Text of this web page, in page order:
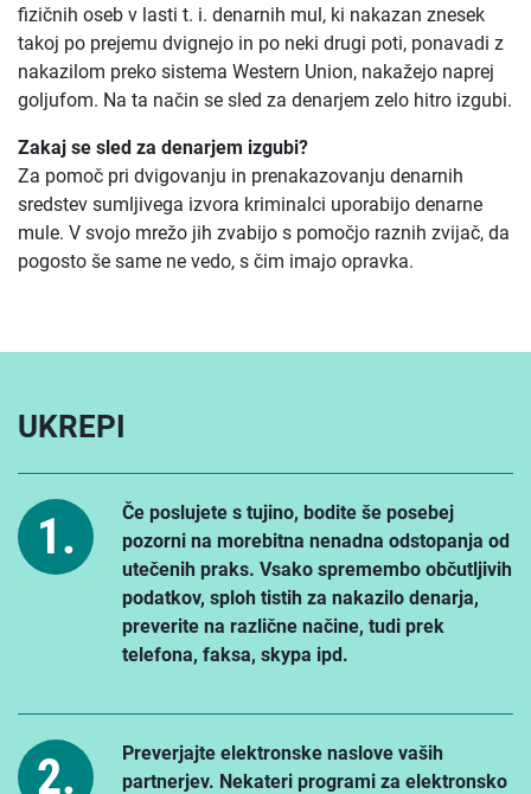
fizičnih oseb v lasti t. i. denarnih mul, ki nakazan znesek
takoj po prejemu dvignejo in po neki drugi poti, ponavadi z
nakazilom preko sistema Western Union, nakažejo naprej
goljufom. Na ta način se sled za denarjem zelo hitro izgubi.
Zakaj se sled za denarjem izgubi?
Za pomoč pri dvigovanju in prenakazovanju denarnih
sredstev sumljivega izvora kriminalci uporabijo denarne
mule. V svojo mrežo jih zvabijo s pomočjo raznih zvijač, da
pogosto še same ne vedo, s čim imajo opravka.
UKREPI
Če poslujete s tujino, bodite še posebej
pozorni na morebitna nenadna odstopanja od
utečenih praks. Vsako spremembo občutljivih
podatkov, sploh tistih za nakazilo denarja,
preverite na različne načine, tudi prek
telefona, faksa, skypa ipd.
Preverjajte elektronske naslove vaših
partnerjev. Nekateri programi za elektronsko